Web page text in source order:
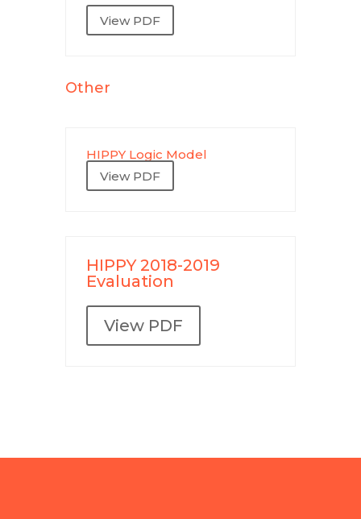
View PDF
Other
HIPPY Logic Model
View PDF
HIPPY 2018-2019
Evaluation
View PDF